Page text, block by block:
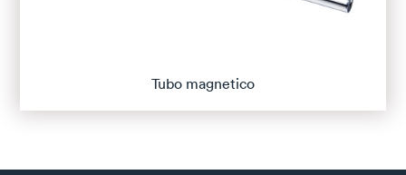
Tubo magnetico